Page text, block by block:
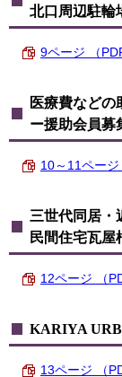
北口周辺駐輪
9ページ （
医療費などの
ー援助会員募
10～11ページ
三世代同居・
民間住宅瓦屋
12ページ （
KARIYA
13ページ （